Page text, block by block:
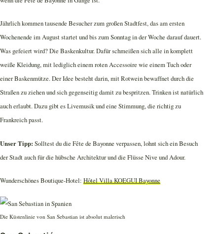
Jährlich kommen tausende Besucher zum großen Stadtfest, das am ersten
Wochenende im August startet und bis zum Sonntag in der Woche darauf dauert.
Was gefeiert wird? Die Baskenkultur. Dafür schmeißen sich alle in komplett
weiße Kleidung, mit lediglich einem roten Accessoire wie einem Tuch oder
einer Baskenmütze. Der Idee besteht darin, mit Rotwein bewaffnet durch die
Straßen zu ziehen und sich gegenseitig damit zu bespritzen. Trinken ist natürlich
auch erlaubt. Dazu gibt es Livemusik und eine Stimmung, die richtig zu
Frankreich passt.
Unser Tipp: Solltest du die Fête de Bayonne verpassen, lohnt sich ein Besuch
der Stadt auch für die hübsche Architektur und die Flüsse Nive und Adour.
Wunderschönes Boutique-Hotel: Hôtel Villa KOEGUI Bayonne
Die Küstenlinie von San Sebastian ist absolut malerisch